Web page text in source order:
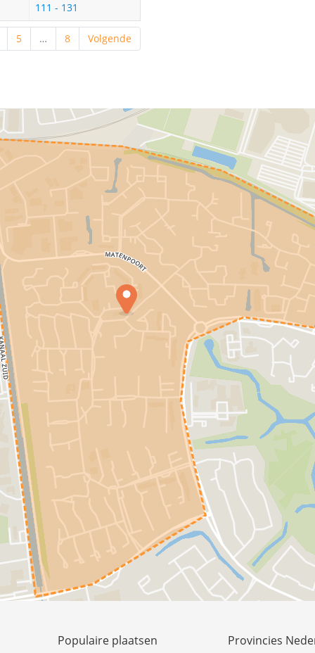
111 - 131
5 … 8 Volgende
Populaire plaatsen Provincies